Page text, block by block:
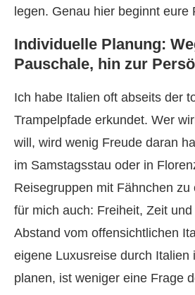
legen. Genau hier beginnt eure
Individuelle Planung:
Pauschale, hin zur
Ich habe Italien oft abseits der
Trampelpfade erkundet. Wer
will, wird wenig Freude daran
im Samstagsstau oder in
Reisegruppen mit Fähnchen
für mich auch: Freiheit, Zeit
Abstand vom offensichtlichen
eigene Luxusreise durch Italien
planen, ist weniger eine Frage